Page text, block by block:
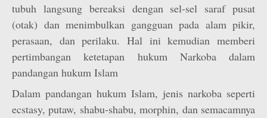
tubuh langsung bereaksi dengan sel-sel saraf pusat
(otak) dan menimbulkan gangguan pada alam pikir,
perasaan, dan perilaku. Hal ini kemudian memberi
pertimbangan ketetapan hukum Narkoba dalam
pandangan hukum Islam
Dalam pandangan hukum Islam, jenis narkoba seperti
ecstasy, putaw, shabu-shabu, morphin, dan semacamnya